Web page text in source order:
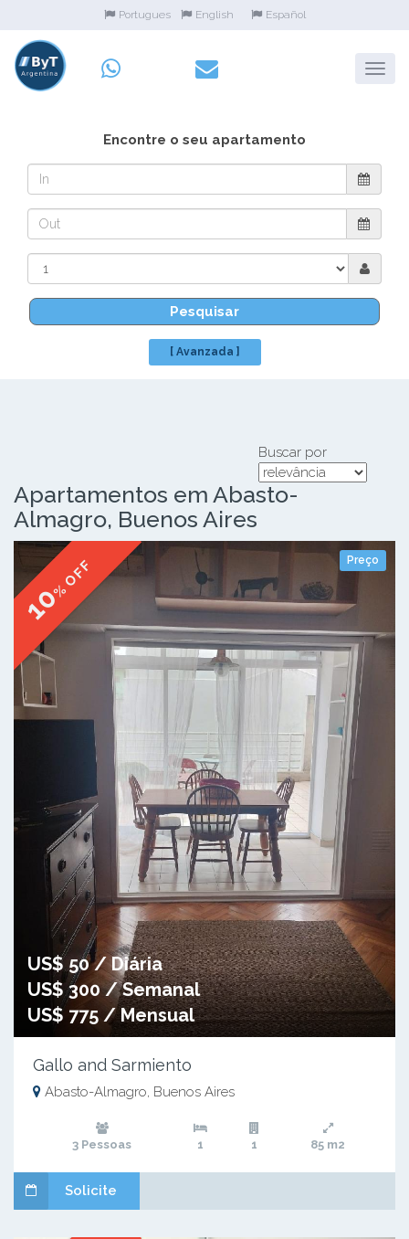
Portugues English Español
Encontre o seu apartamento
Pesquisar
[ Avanzada ]
Buscar por
Apartamentos em Abasto-
Almagro, Buenos Aires
Preço
10
% OFF
US$ 50 / Diária
US$ 300 / Semanal
US$ 775 / Mensual
Gallo and Sarmiento
Abasto-Almagro, Buenos Aires
3 Pessoas 1 1 85 m2
Solicite